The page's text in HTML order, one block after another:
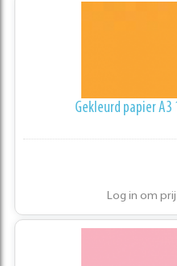
Gekleurd papier A3
Log in om